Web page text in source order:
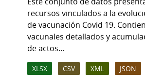
recursos vinculados a la
de vacunación Covid 19.
vacunales detallados y
de actos...
XLSX CSV XML JSON